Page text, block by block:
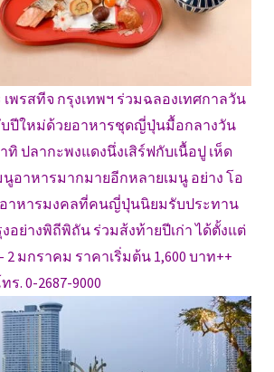
เพรสทีจ กรุงเทพฯ ร่วมฉลองเทศกาลวัน
บปีใหม่ด้วยอาหารชุดญี่ปุ่นมื้อกลางวัน
ปลากะพงแดงนึ่งเสิร์ฟกับเนื้อปู เห็ด
นูอาหารมากมายอีกหลายเมนู อย่าง โอ
อาหารมงคลที่คนญี่ปุ่นนิยมรับประทาน
อย่างพิถีพิถัน ร่วมส้งท้ายปีเก่า ได้ตั้งแต่
2 มกราคม ราคาเริ่มต้น 1,600 บาท++
. 0-2687-9000